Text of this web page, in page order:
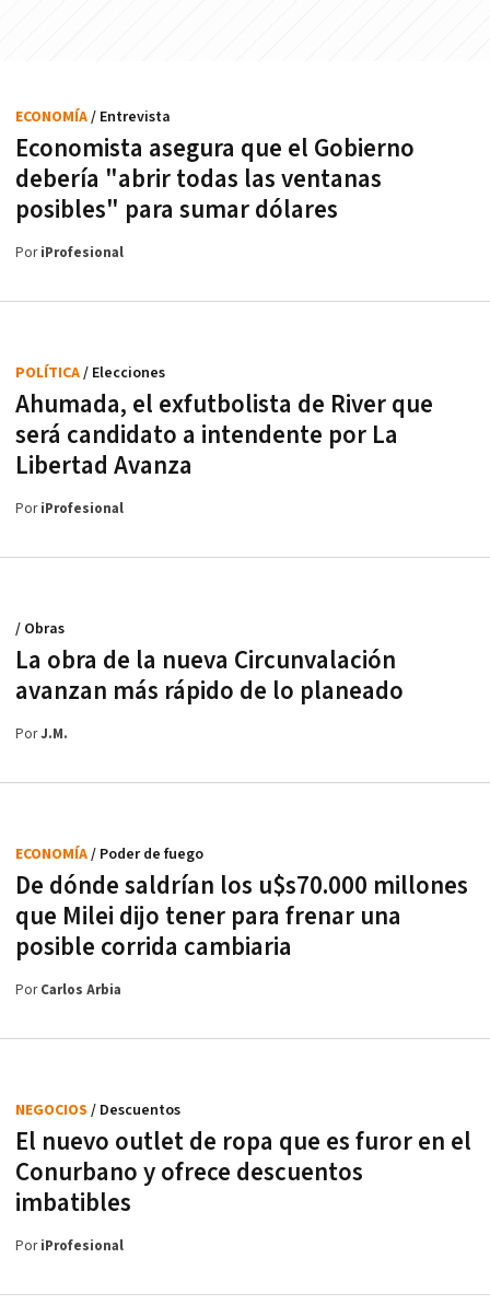
Economista asegura que el Gobierno
debería "abrir todas las ventanas
posibles" para sumar dólares
ECONOMÍA/ Entrevista
PoriProfesional
Ahumada, el exfutbolista de River que
será candidato a intendente por La
Libertad Avanza
POLÍTICA/ Elecciones
PoriProfesional
La obra de la nueva Circunvalación
avanzan más rápido de lo planeado
/ Obras
PorJ.M.
De dónde saldrían los u$s70.000 millones
que Milei dijo tener para frenar una
posible corrida cambiaria
ECONOMÍA/ Poder de fuego
PorCarlos Arbia
El nuevo outlet de ropa que es furor en el
Conurbano y ofrece descuentos
imbatibles
NEGOCIOS / Descuentos
PoriProfesional